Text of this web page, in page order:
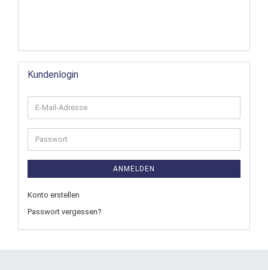
Kundenlogin
ANMELDEN
Konto erstellen
Passwort vergessen?